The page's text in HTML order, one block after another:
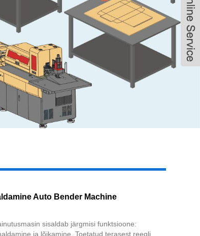
Auto Bender Machine
sisaldab järgmisi funktsioone:
ja lõikamine. Toetatud terasest reegli